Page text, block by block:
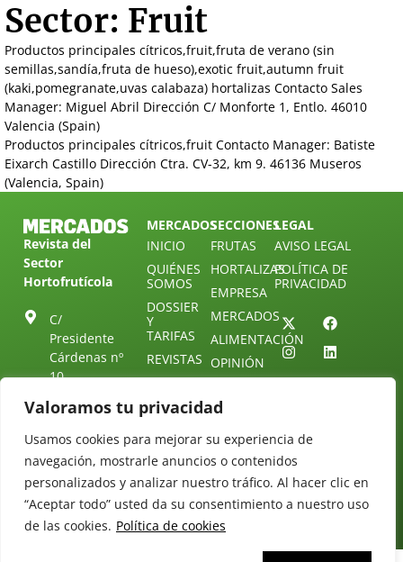
Valoramos tu privacidad
Usamos cookies para mejorar su experiencia de
navegación, mostrarle anuncios o contenidos
personalizados y analizar nuestro tráfico. Al hacer clic en
“Aceptar todo” usted da su consentimiento a nuestro uso
de las cookies. Política de cookies
Sector: Fruit
Productos principales cítricos,fruit,fruta de verano (sin
semillas,sandía,fruta de hueso),exotic fruit,autumn fruit
(kaki,pomegranate,uvas calabaza) hortalizas Contacto Sales
Manager: Miguel Abril Dirección C/ Monforte 1, Entlo. 46010
Valencia (Spain)
Productos principales cítricos,fruit Contacto Manager: Batiste
Eixarch Castillo Dirección Ctra. CV-32, km 9. 46136 Museros
(Valencia, Spain)
Revista del
Sector
Hortofrutícola
C/
Presidente
Cárdenas nº
10.
Sevilla.
ESPAÑA
Tel: (+34) 954
25 88 51
redaccion@revistamercados.com
MERCADOS
INICIO
QUIÉNES
SOMOS
DOSSIER
Y
TARIFAS
REVISTAS
NEWSLETTER
SUSCRIPCIÓN
NUESTRO
TELEGRAM
CONTACTO
SECCIONES
FRUTAS
HORTALIZAS
EMPRESA
MERCADOS
ALIMENTACIÓN
OPINIÓN
30
LEGAL
AVISO LEGAL
POLÍTICA DE
PRIVACIDAD
Starenlared